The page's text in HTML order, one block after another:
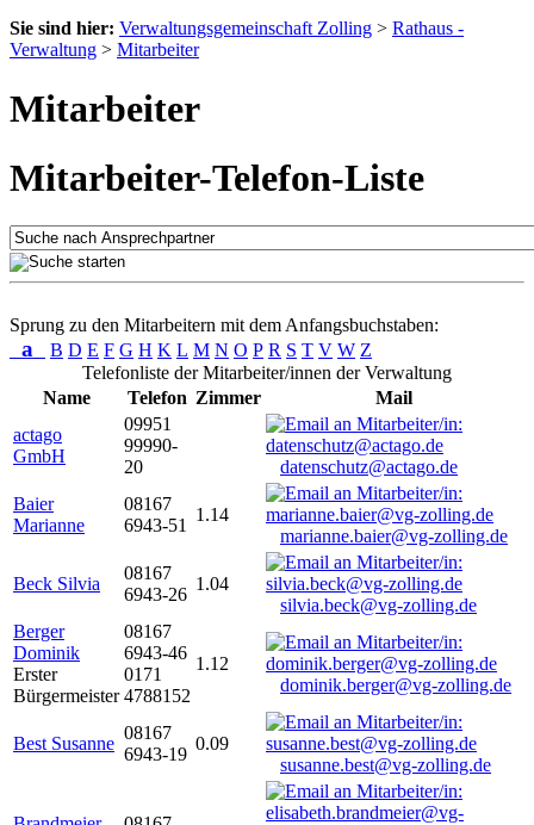
Sie sind hier: Verwaltungsgemeinschaft Zolling > Rathaus -
Verwaltung > Mitarbeiter
Mitarbeiter
Mitarbeiter-Telefon-Liste
Sprung zu den Mitarbeitern mit dem Anfangsbuchstaben:
a B D E F G H K L M N O P R S T V W Z
Telefonliste der Mitarbeiter/innen der Verwaltung
Name
Telefon Zimmer
Mail
actago
GmbH
09951
99990-
20
datenschutz@actago.de
Baier
Marianne
08167
6943-51
1.14
marianne.baier@vg-zolling.de
Beck Silvia
08167
6943-26
1.04
silvia.beck@vg-zolling.de
Berger
Dominik
Erster
Bürgermeister
08167
6943-46
0171
4788152
1.12
dominik.berger@vg-zolling.de
Best Susanne
08167
6943-19
0.09
susanne.best@vg-zolling.de